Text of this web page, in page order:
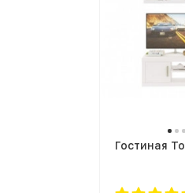
Гостиная